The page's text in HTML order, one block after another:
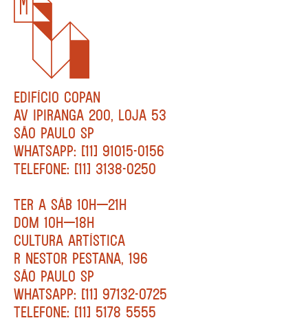
EDIFÍCIO COPAN
AV IPIRANGA 200, LOJA 53
SÃO PAULO SP
WHATSAPP: [11] 91015-0156
TELEFONE: [11] 3138-0250
TER A SÁB 10H—21H
DOM 10H—18H
CULTURA ARTÍSTICA
R NESTOR PESTANA, 196
SÃO PAULO SP
WHATSAPP: [11] 97132-0725
TELEFONE: [11] 5178 5555